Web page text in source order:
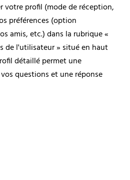
votre profil (mode de réception,
préférences (option
amis, etc.) dans la rubrique «
de l'utilisateur » situé en haut
détaillé permet une
questions et une réponse